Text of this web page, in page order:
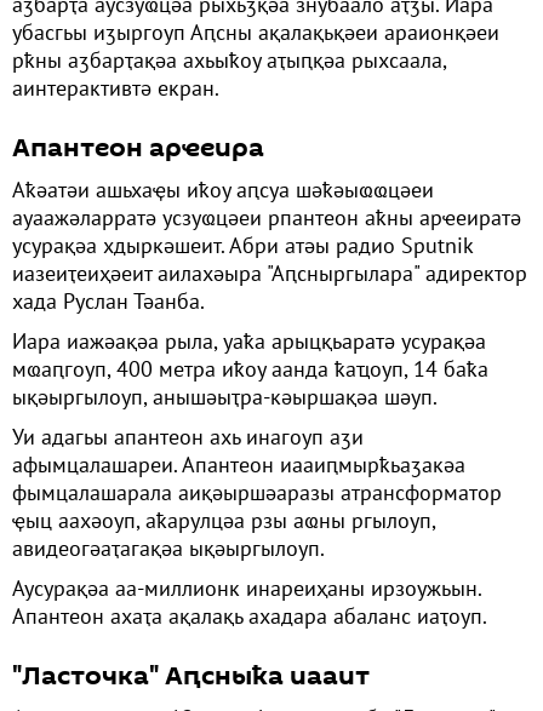
убасгьы иӡыргоуп Аԥсны ақалақьқәеи араионқәеи
рҟны аӡбарҭақәа ахьыҟоу аҭыԥқәа рыхсаала,
аинтерактивтә екран.
Апантеон арҽеира
Аҟәатәи ашьхаҿы иҟоу аԥсуа шәҟәыҩҩцәеи
ауаажәларратә усзуҩцәеи рпантеон аҟны арҽеиратә
усурақәа хдыркәшеит. Абри атәы радио Sputnik
иазеиҭеиҳәеит аилахәыра "Аԥсныргылара" адиректор
хада Руслан Тәанба.
Иара иажәақәа рыла, уаҟа арыцқьаратә усурақәа
мҩаԥгоуп, 400 метра иҟоу аанда ҟаҵоуп, 14 баҟа
ықәыргылоуп, анышәыҭра-кәыршақәа шәуп.
Уи адагьы апантеон ахь инагоуп аӡи
афымцалашареи. Апантеон иааиԥмырҟьаӡакәа
фымцалашарала аиқәыршәаразы атрансформатор
ҿыц аахәоуп, аҟарулцәа рзы аҩны ргылоуп,
авидеогәаҭагақәа ықәыргылоуп.
Аусурақәа аа-миллионк инареиҳаны ирзоужьын.
Апантеон ахаҭа ақалақь ахадара абаланс иаҭоуп.
"Ласточка" Аԥсныҟа иааит